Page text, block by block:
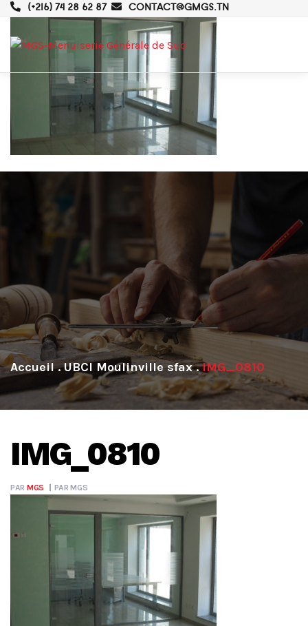
(+216) 74 28 62 87 CONTACT@GMGS.TN
. UBCI Moulinville sfax . IMG_0810
IMG_0810
PAR MGS PARMGS